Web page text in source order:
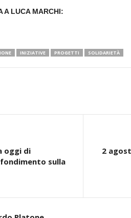
A LUCA MARCHI:
INIZIATIVE PROGETTI SOLIDARIETÀ
oggi di
sulla
2